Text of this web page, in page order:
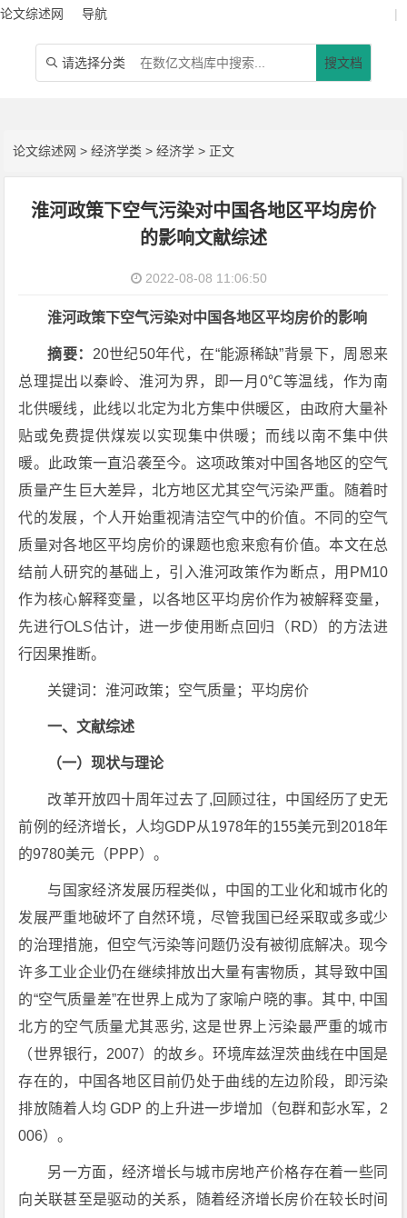
论文综述网 导航 |
 请选择分类 搜文档
论文综述网 >经济学类 >经济学 > 正文
淮河政策下空气污染对中国各地区平均房价
的影响文献综述
2022-08-08 11:06:50
淮河政策下空气污染对中国各地区平均房价的影响
摘要： 20世纪50年代，在“能源稀缺”背景下，周恩来
总理提出以秦岭、淮河为界，即一月0℃等温线，作为南
北供暖线，此线以北定为北方集中供暖区，由政府大量补
贴或免费提供煤炭以实现集中供暖；而线以南不集中供
暖。此政策一直沿袭至今。这项政策对中国各地区的空气
质量产生巨大差异，北方地区尤其空气污染严重。随着时
代的发展，个人开始重视清洁空气中的价值。不同的空气
质量对各地区平均房价的课题也愈来愈有价值。本文在总
结前人研究的基础上，引入淮河政策作为断点，用PM10
作为核心解释变量，以各地区平均房价作为被解释变量，
先进行OLS估计，进一步使用断点回归（RD）的方法进
行因果推断。
关键词：淮河政策；空气质量；平均房价
一、文献综述
（一）现状与理论
改革开放四十周年过去了,回顾过往，中国经历了史无
前例的经济增长，人均GDP从1978年的155美元到2018年
的9780美元（PPP）。
与国家经济发展历程类似，中国的工业化和城市化的
发展严重地破坏了自然环境，尽管我国已经采取或多或少
的治理措施，但空气污染等问题仍没有被彻底解决。现今
许多工业企业仍在继续排放出大量有害物质，其导致中国
的“空气质量差”在世界上成为了家喻户晓的事。其中, 中国
北方的空气质量尤其恶劣, 这是世界上污染最严重的城市
（世界银行，2007）的故乡。环境库兹涅茨曲线在中国是
存在的，中国各地区目前仍处于曲线的左边阶段，即污染
排放随着人均 GDP 的上升进一步增加（包群和彭水军，2
006）。
另一方面，经济增长与城市房地产价格存在着一些同
向关联甚至是驱动的关系，随着经济增长房价在较长时间